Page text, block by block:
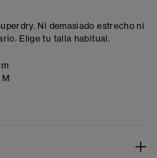
Ni demasiado estrecho ni
Elige tu talla habitual.
M